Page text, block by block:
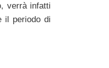
verrà infatti
il periodo di